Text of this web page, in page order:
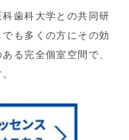
歯科大学との共同研
も多くの方にその効
る完全個室空間で、